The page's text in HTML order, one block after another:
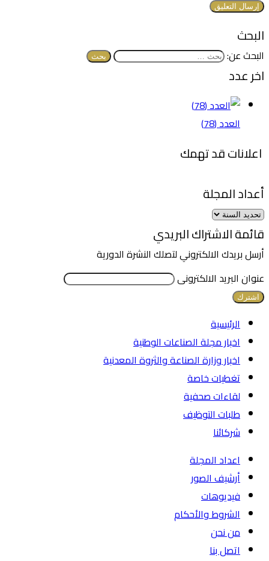
البحث
البحث عن:
اخر عدد
العدد (78)
اعلانات قد تهمك
أعداد المجلة
قائمة الاشتراك البريدي
أرسل بريدك الالكتروني لتصلك النشرة الدورية
عنوان البريد الالكترونى
الرئيسية
اخبار مجلة الصناعات الوطنية
اخبار وزارة الصناعة والثروة المعدنية
تغطيات خاصة
لقاءات صحفية
طلبات التوظيف
شركائنا
اعداد المجلة
أرشيف الصور
فيديوهات
الشروط والأحكام
من نحن
اتصل بنا